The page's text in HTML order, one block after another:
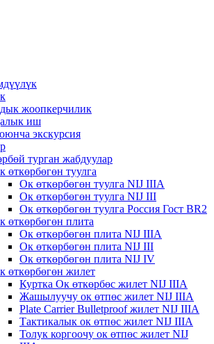
жоопкерчилик
иш
экскурсия
турган жабдуулар
өткөрбөгөн туулга
Ок өткөрбөгөн туулга NIJ IIIA
Ок өткөрбөгөн туулга NIJ III
Ок өткөрбөгөн туулга Россия Гост BR2
өткөрбөгөн плита
Ок өткөрбөгөн плита NIJ IIIA
Ок өткөрбөгөн плита NIJ III
Ок өткөрбөгөн плита NIJ IV
өткөрбөгөн жилет
Куртка Ок өткөрбөс жилет NIJ IIIA
Жашылуучу ок өтпөс жилет NIJ IIIA
Plate Carrier Bulletproof жилет NIJ IIIA
Тактикалык ок ​​өтпөс жилет NIJ IIIA
Толук коргоочу ок өтпөс жилет NIJ